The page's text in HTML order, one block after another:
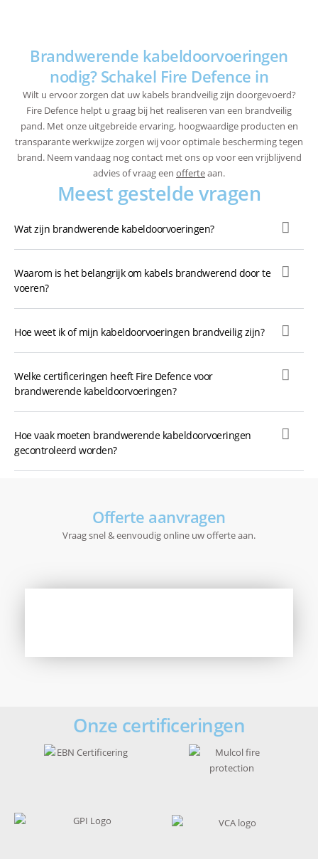
Brandwerende kabeldoorvoeringen
nodig? Schakel Fire Defence in
Wilt u ervoor zorgen dat uw kabels brandveilig zijn doorgevoerd?
Fire Defence helpt u graag bij het realiseren van een brandveilig
pand. Met onze uitgebreide ervaring, hoogwaardige producten en
transparante werkwijze zorgen wij voor optimale bescherming tegen
brand. Neem vandaag nog contact met ons op voor een vrijblijvend
advies of vraag een offerteaan.
Meest gestelde vragen
Wat zijn brandwerende kabeldoorvoeringen?
Waarom is het belangrijk om kabels brandwerend door te
voeren?
Hoe weet ik of mijn kabeldoorvoeringen brandveilig zijn?
Welke certificeringen heeft Fire Defence voor
brandwerende kabeldoorvoeringen?
Hoe vaak moeten brandwerende kabeldoorvoeringen
gecontroleerd worden?
Offerte aanvragen
Vraag snel & eenvoudig online uw offerte aan.
Onze certificeringen